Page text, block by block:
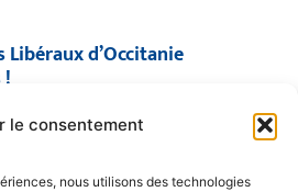
le consentement
nous utilisons des technologies
Libéraux d’Occitanie
!
Einstein, 34000 Montpellier